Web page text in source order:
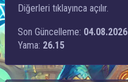
Diğerleri tıklayınca açılır.
Son Güncelleme: 04.08.2026
Yama: 26.15